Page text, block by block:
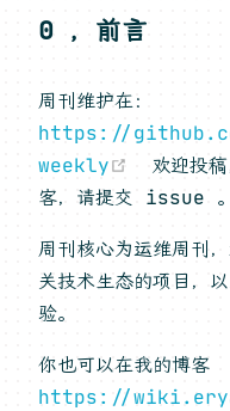
0 ，前言
周刊维护在：
https://
weekly
(opens
欢迎投
客，请提交 issue 。
周刊核心为运维周刊
关技术生态的项目，
验。
你也可以在我的博客
https://